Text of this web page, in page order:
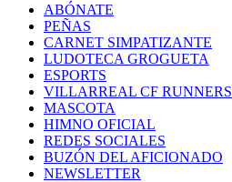
ABÓNATE
PEÑAS
CARNET SIMPATIZANTE
LUDOTECA GROGUETA
ESPORTS
VILLARREAL CF RUNNERS
MASCOTA
HIMNO OFICIAL
REDES SOCIALES
BUZÓN DEL AFICIONADO
NEWSLETTER